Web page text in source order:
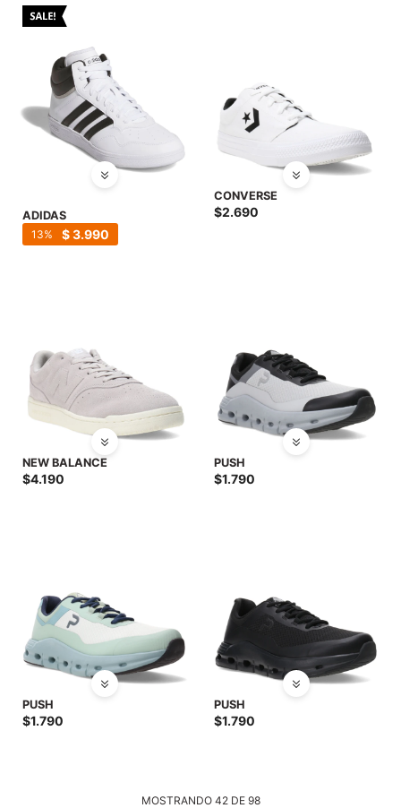
ADIDAS
$3.990
13
CONVERSE
$2.690
NEW BALANCE
$4.190
PUSH
$1.790
PUSH
$1.790
PUSH
$1.790
MOSTRANDO 42DE 98